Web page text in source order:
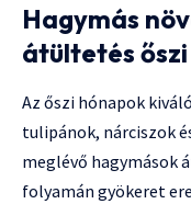
Hagymás
átültetés
Az őszi hónapok
tulipánok, nárciszok
meglévő hagymások
folyamán gyökeret